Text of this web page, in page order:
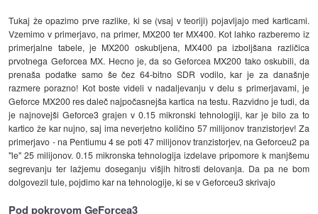
Tukaj že opazimo prve razlike, ki se (vsaj v teoriji) pojavljajo med karticami.
Vzemimo v primerjavo, na primer, MX200 ter MX400. Kot lahko razberemo iz
primerjalne tabele, je MX200 oskubljena, MX400 pa izboljšana različica
prvotnega Geforcea MX. Hecno je, da so Geforcea MX200 tako oskubili, da
prenaša podatke samo še čez 64-bitno SDR vodilo, kar je za današnje
razmere porazno! Kot boste videli v nadaljevanju v delu s primerjavami, je
Geforce MX200 res daleč najpočasnejša kartica na testu. Razvidno je tudi, da
je najnovejši Geforce3 grajen v 0.15 mikronski tehnologiji, kar je bilo za to
kartico že kar nujno, saj ima neverjetno količino 57 milijonov tranzistorjev! Za
primerjavo - na Pentiumu 4 se poti 47 milijonov tranzistorjev, na Geforceu2 pa
"le" 25 milijonov. 0.15 mikronska tehnologija izdelave pripomore k manjšemu
segrevanju ter lažjemu doseganju višjih hitrosti delovanja. Da pa ne bom
dolgovezil tule, pojdimo kar na tehnologije, ki se v Geforceu3 skrivajo
Pod pokrovom GeForcea3